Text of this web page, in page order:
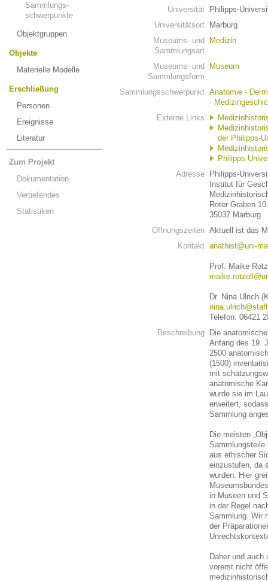
Sammlungs-
schwerpunkte
Objektgruppen
Objekte
Materielle Modelle
Erschließung
Personen
Ereignisse
Literatur
Zum Projekt
Dokumentation
Vertiefendes
Statistiken
Universität
Philipps-
Universitätsort
Marburg
Museums- und
Sammlungsart
Medizin
Museums- und
Sammlungsform
Museum
Sammlungsschwerpunkt Anatomie ·
·
Externe Links
der Philipps-
Philipps-
Adresse
Philipps-
Institut für
Roter Graben 10
35037 Marburg
Öffnungszeiten Aktuell ist das
Kontakt anathist@uni-
Prof. Maike
Dr. Nina Ulrich
Telefon: 06421
Beschreibung
Die
Anfang des 19.
2500
(1500)
mit
anatomische
wurde sie im
erweitert,
Sammlung
Die meisten
Sammlungsteile
aus ethischer
einzustufen, da
wurden. Hier
in Museen und
in der Regel
Sammlung. Wir
der
Daher und auch
vorerst nicht